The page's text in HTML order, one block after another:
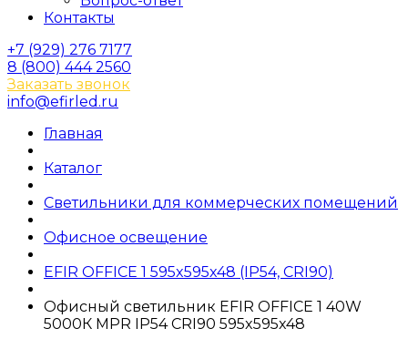
Контакты
+7 (929) 276 7177
8 (800) 444 2560
Заказать звонок
info@efirled.ru
Главная
Каталог
Светильники для коммерческих помещений
Офисное освещение
EFIR OFFICE 1 595x595x48 (IP54, CRI90)
Офисный светильник EFIR OFFICE 1 40W
5000К MPR IP54 CRI90 595x595x48